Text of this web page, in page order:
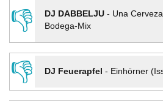
👎
DJ DABBELJU- Una
Bodega-Mix
👎
DJ Feuerapfel - Einhörner